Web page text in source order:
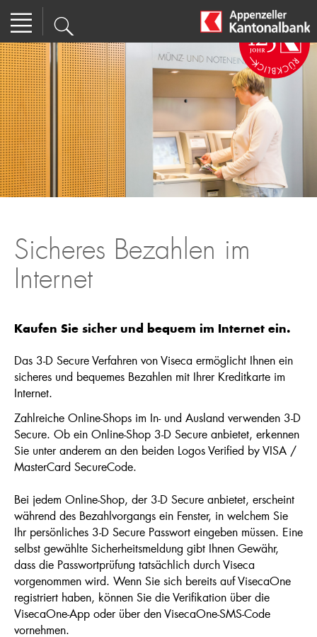
Sicheres Bezahlen im
Internet
Kaufen Sie sicher und bequem im Internet ein.
Das 3-D Secure Verfahren von Viseca ermöglicht Ihnen ein
sicheres und bequemes Bezahlen mit Ihrer Kreditkarte im
Internet.
Zahlreiche Online-Shops im In- und Ausland verwenden 3-D
Secure. Ob ein Online-Shop 3-D Secure anbietet, erkennen
Sie unter anderem an den beiden Logos Verified by VISA /
MasterCard SecureCode.
Bei jedem Online-Shop, der 3-D Secure anbietet, erscheint
während des Bezahlvorgangs ein Fenster, in welchem Sie
Ihr persönliches 3-D Secure Passwort eingeben müssen. Eine
selbst gewählte Sicherheitsmeldung gibt Ihnen Gewähr,
dass die Passwortprüfung tatsächlich durch Viseca
vorgenommen wird. Wenn Sie sich bereits auf VisecaOne
registriert haben, können Sie die Verifikation über die
VisecaOne-App oder über den VisecaOne-SMS-Code
vornehmen.